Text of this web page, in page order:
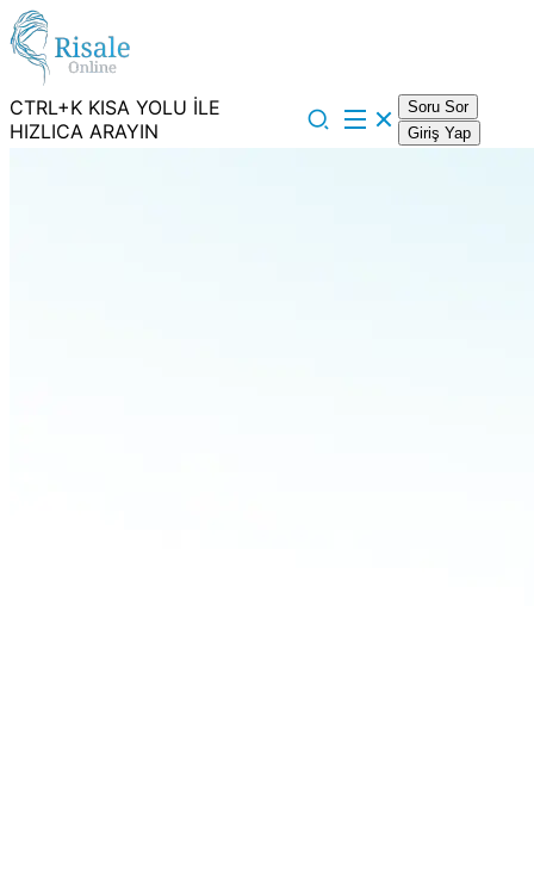
CTRL+K KISA YOLU İLE
HIZLICA ARAYIN
Soru Sor
Giriş Yap